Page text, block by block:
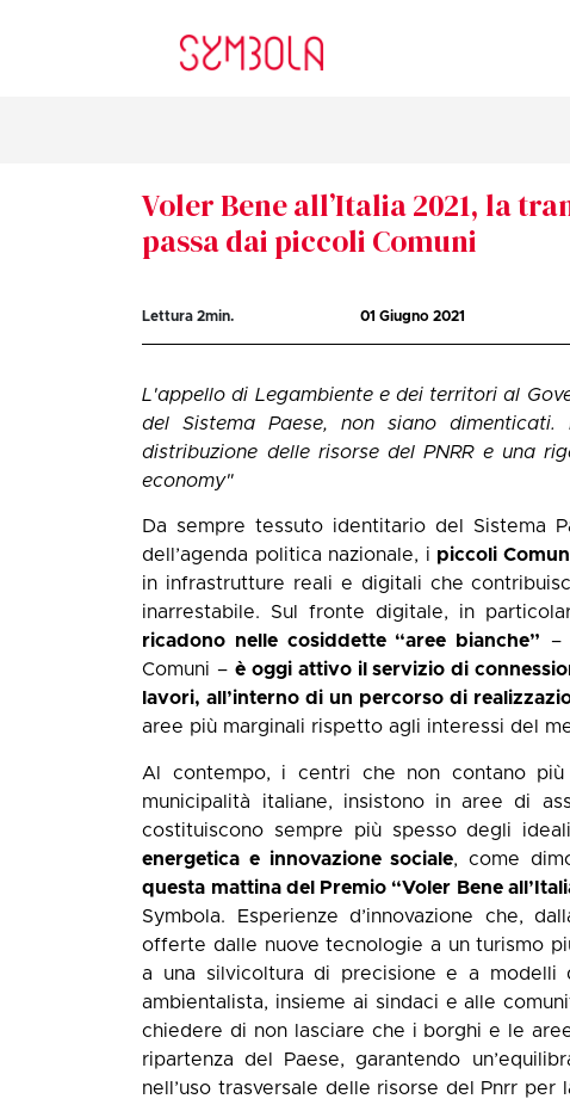
Voler Bene all’Italia 2021, la
passa dai piccoli Comuni
Lettura2min. 01 Giugno 2021
L'appello di Legambiente e dei territori al
del Sistema Paese, non siano
distribuzione delle risorse del PNRR e una
economy"
Da sempre tessuto identitario del Sistema
dell’agenda politica nazionale, i piccoli
in infrastrutture reali e digitali che
inarrestabile. Sul fronte digitale, in
ricadono nelle cosiddette “aree bianche” –
Comuni –è oggi attivo il servizio di
lavori, all’interno di un percorso di
aree più marginali rispetto agli interessi del
Al contempo, i centri che non contano
municipalità italiane, insistono in aree di
costituiscono sempre più spesso degli
energetica e innovazione sociale, come
questa mattina del Premio “Voler Bene
Symbola. Esperienze d’innovazione che,
offerte dalle nuove tecnologie a un turismo
a una silvicoltura di precisione e a modelli
ambientalista, insieme ai sindaci e alle
chiedere di non lasciare che i borghi e le
ripartenza del Paese, garantendo
nell’uso trasversale delle risorse del Pnrr